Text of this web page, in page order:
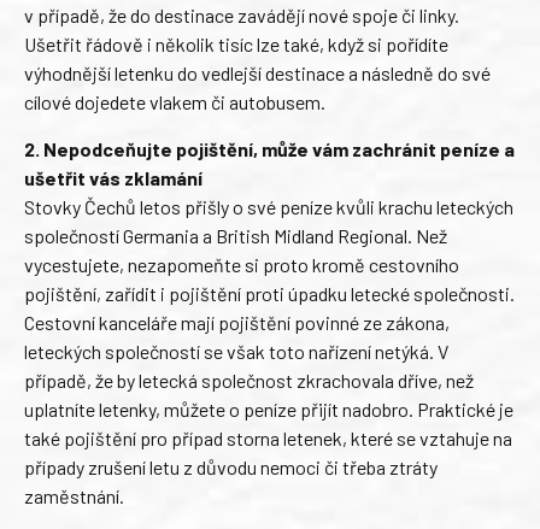
v případě, že do destinace zavádějí nové spoje či linky.
Ušetřit řádově i několik tisíc lze také, když si pořídíte
výhodnější letenku do vedlejší destinace a následně do své
cílové dojedete vlakem či autobusem.
2. Nepodceňujte pojištění, může vám zachránit peníze a
ušetřit vás zklamání
Stovky Čechů letos přišly o své peníze kvůli krachu leteckých
společností Germania a British Midland Regional. Než
vycestujete, nezapomeňte si proto kromě cestovního
pojištění, zařídit i pojištění proti úpadku letecké společnosti.
Cestovní kanceláře mají pojištění povinné ze zákona,
leteckých společností se však toto nařízení netýká. V
případě, že by letecká společnost zkrachovala dříve, než
uplatníte letenky, můžete o peníze přijít nadobro. Praktické je
také pojištění pro případ storna letenek, které se vztahuje na
případy zrušení letu z důvodu nemoci či třeba ztráty
zaměstnání.